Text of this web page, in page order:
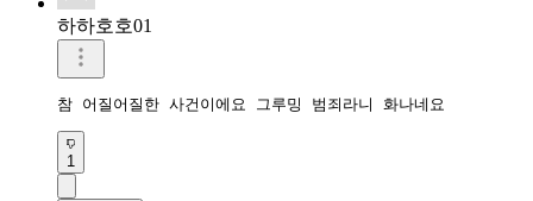
하하호호01
참 어질어질한 사건이에요 그루밍 범죄라니 화나네요
1